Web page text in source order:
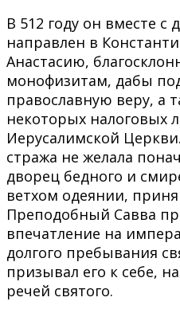
В 512 году он вместе
направлен в
Анастасию,
монофизитам, дабы
православную веру, а
некоторых налоговых
Иерусалимской
стража не желала
дворец бедного и
ветхом одеянии,
Преподобный Савва
впечатление на
долгого пребывания
призывал его к себе,
речей святого.